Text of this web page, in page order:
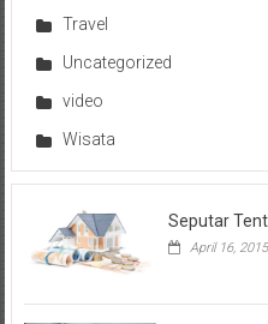
Travel
Uncategorized
video
Wisata
Seputar
April 16, 2015